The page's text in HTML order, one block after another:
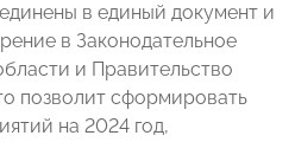
в единый документ и
в Законодательное
и Правительство
позволит сформировать
на 2024 год,